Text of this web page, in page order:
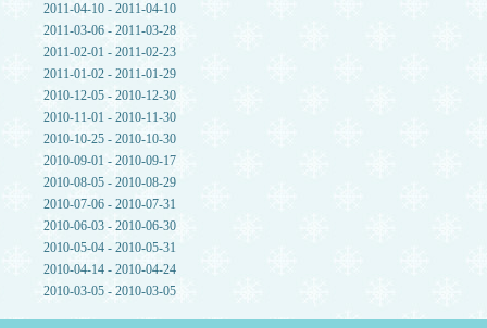
2011-04-10 - 2011-04-10
2011-03-06 - 2011-03-28
2011-02-01 - 2011-02-23
2011-01-02 - 2011-01-29
2010-12-05 - 2010-12-30
2010-11-01 - 2010-11-30
2010-10-25 - 2010-10-30
2010-09-01 - 2010-09-17
2010-08-05 - 2010-08-29
2010-07-06 - 2010-07-31
2010-06-03 - 2010-06-30
2010-05-04 - 2010-05-31
2010-04-14 - 2010-04-24
2010-03-05 - 2010-03-05